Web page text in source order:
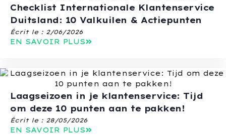
Checklist Internationale Klantenservice
Duitsland: 10 Valkuilen & Actiepunten
Écrit le : 2/06/2026
EN SAVOIR PLUS
Laagseizoen in je klantenservice: Tijd
om deze 10 punten aan te pakken!
Écrit le : 28/05/2026
EN SAVOIR PLUS